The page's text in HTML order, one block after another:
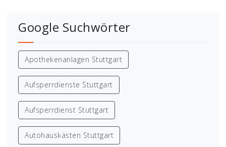
Google Suchwörter
Apothekenanlagen Stuttgart
Aufsperrdienste Stuttgart
Aufsperrdienst Stuttgart
Autohauskästen Stuttgart